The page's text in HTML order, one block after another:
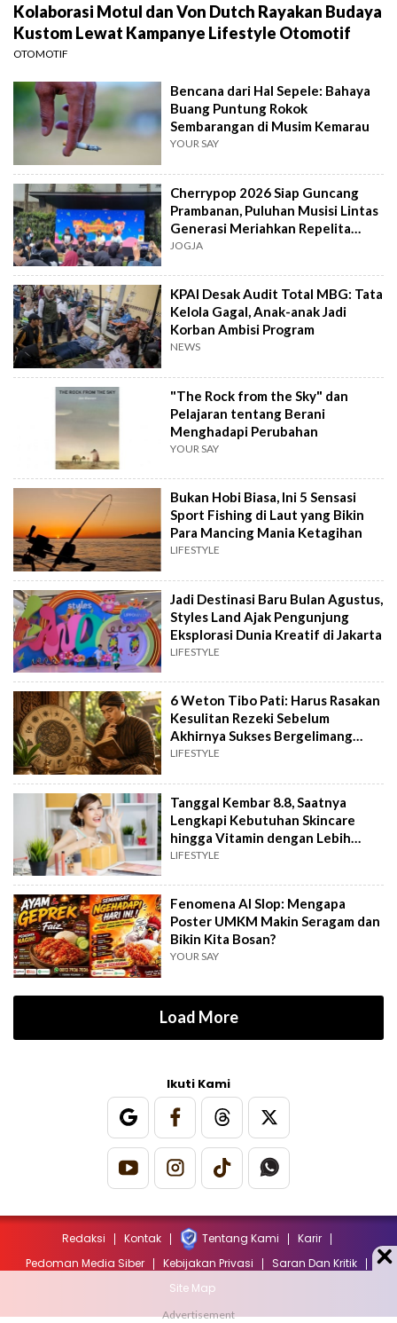
Kolaborasi Motul dan Von Dutch Rayakan Budaya
Kustom Lewat Kampanye Lifestyle Otomotif
OTOMOTIF
Bencana dari Hal Sepele: Bahaya
Buang Puntung Rokok
Sembarangan di Musim Kemarau
YOUR SAY
Cherrypop 2026 Siap Guncang
Prambanan, Puluhan Musisi Lintas
Generasi Meriahkan Repelita
Musik
JOGJA
KPAI Desak Audit Total MBG: Tata
Kelola Gagal, Anak-anak Jadi
Korban Ambisi Program
NEWS
"The Rock from the Sky" dan
Pelajaran tentang Berani
Menghadapi Perubahan
YOUR SAY
Bukan Hobi Biasa, Ini 5 Sensasi
Sport Fishing di Laut yang Bikin
Para Mancing Mania Ketagihan
LIFESTYLE
Jadi Destinasi Baru Bulan Agustus,
Styles Land Ajak Pengunjung
Eksplorasi Dunia Kreatif di Jakarta
LIFESTYLE
6 Weton Tibo Pati: Harus Rasakan
Kesulitan Rezeki Sebelum
Akhirnya Sukses Bergelimang
Harta
LIFESTYLE
Tanggal Kembar 8.8, Saatnya
Lengkapi Kebutuhan Skincare
hingga Vitamin dengan Lebih
Hemat
LIFESTYLE
Fenomena AI Slop: Mengapa
Poster UMKM Makin Seragam dan
Bikin Kita Bosan?
YOUR SAY
Load More
Ikuti Kami
Redaksi Kontak Tentang Kami
Karir
Pedoman Media Siber
Kebijakan Privasi
Saran Dan Kritik
Site Map